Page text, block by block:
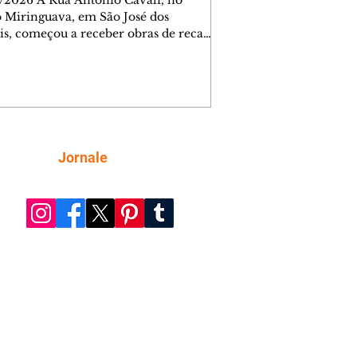
em São José dos
começou a receber obras de recape
deve melhorar as condições
nas vias, proporcionando uma
Jornale